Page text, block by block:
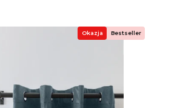
Okazja Bestseller